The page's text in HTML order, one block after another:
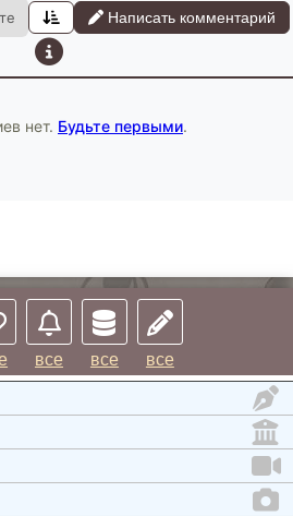
Написать комментарий
нет. Будьте первыми.
все все все